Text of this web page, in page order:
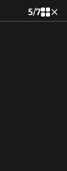
5/7